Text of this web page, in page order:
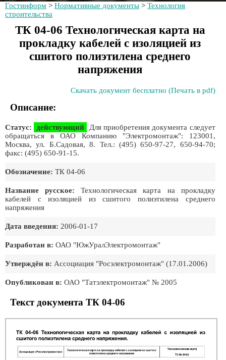
Гостинформ > Нормативные документы > Технология
строительства
ТК 04-06 Технологическая карта на
прокладку кабелей с изоляцией из
сшитого полиэтилена среднего
напряжения
Скачать документ бесплатно (Печать в pdf)
Описание:
Статус: действующий
Для приобретения документа следует
обращаться в ОАО Компанию "Электромонтаж": 123001,
Москва, ул. Б.Садовая, 8. Тел.: (495) 650-97-27, 650-94-70;
факс: (495) 650-91-15.
Обозначение: ТК 04-06
Название русское: Технологическая карта на прокладку
кабелей с изоляцией из сшитого полиэтилена среднего
напряжения
Дата введения: 2006-01-17
Разработан в: ОАО "ЮжУралЭлектромонтаж"
Утверждён в: Ассоциация "Росэлектромонтаж" (17.01.2006)
Опубликован в: ОАО "Татэлектромонтаж" № 2005
Текст документа ТК 04-06